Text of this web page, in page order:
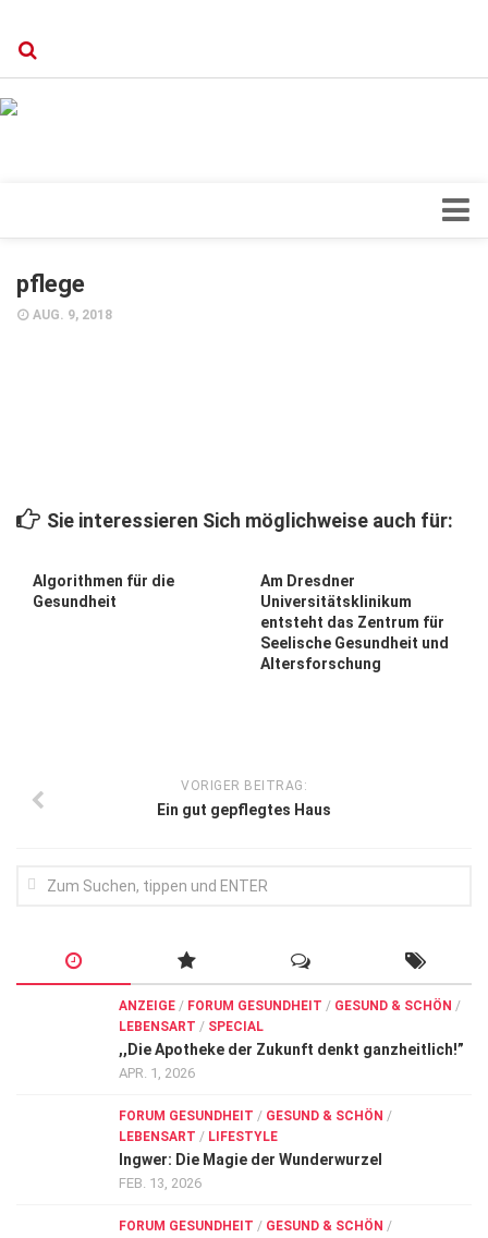
Forschung
Forum Gesundheit
pflege
AUG. 9, 2018
Sie interessieren Sich möglichweise auch für:
Algorithmen für die
Gesundheit
Am Dresdner
Universitätsklinikum
entsteht das Zentrum für
Seelische Gesundheit und
Altersforschung
VORIGER BEITRAG:
Ein gut gepflegtes Haus
ANZEIGE / FORUM GESUNDHEIT / GESUND & SCHÖN /
LEBENSART / SPECIAL
,,Die Apotheke der Zukunft denkt ganzheitlich!”
APR. 1, 2026
FORUM GESUNDHEIT / GESUND & SCHÖN /
LEBENSART / LIFESTYLE
Ingwer: Die Magie der Wunderwurzel
FEB. 13, 2026
FORUM GESUNDHEIT / GESUND & SCHÖN /